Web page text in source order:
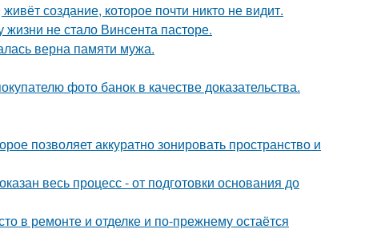
создание, которое почти никто не видит.
жизни не стало Винсента пасторе.
верна памяти мужа.
фото банок в качестве доказательства.
позволяет аккуратно зонировать пространство и
весь процесс - от подготовки основания до
в ремонте и отделке и по-прежнему остаётся